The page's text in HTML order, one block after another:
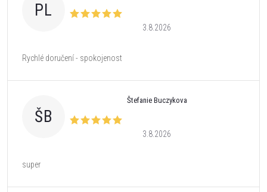
PL
3.8.2026
Rychlé doručení - spokojenost
ŠB
Štefanie Buczykova
3.8.2026
super